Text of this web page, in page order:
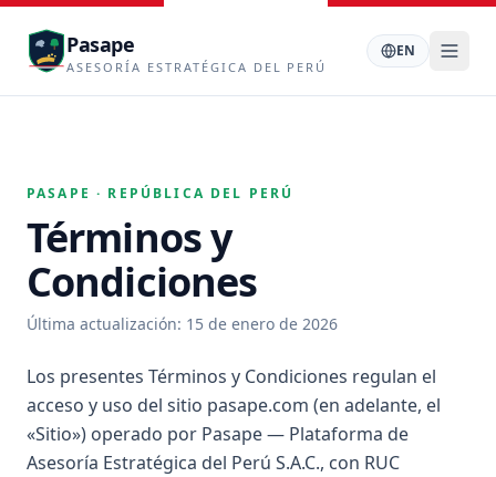
Pasape
ASESORÍA ESTRATÉGICA DEL PERÚ
EN
PASAPE · REPÚBLICA DEL PERÚ
Términos y
Condiciones
Última actualización: 15 de enero de 2026
Los presentes Términos y Condiciones regulan el
acceso y uso del sitio pasape.com (en adelante, el
«Sitio») operado por Pasape — Plataforma de
Asesoría Estratégica del Perú S.A.C., con RUC